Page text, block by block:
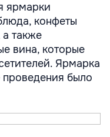
ярмарки
конфеты
также
вина, которые
Ярмарка
проведения было